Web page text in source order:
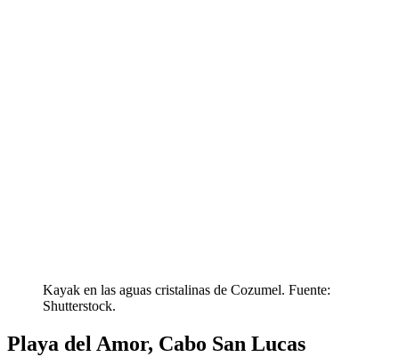
Kayak en las aguas cristalinas de Cozumel. Fuente:
Shutterstock.
Playa del Amor, Cabo San Lucas